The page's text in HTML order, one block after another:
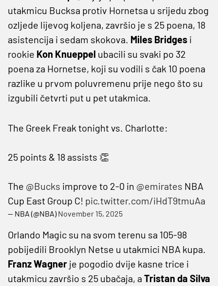
utakmicu Bucksa protiv Hornetsa u srijedu zbog
ozljede lijevog koljena, završio je s 25 poena, 18
asistencija i sedam skokova. Miles Bridges i
rookie Kon Knueppel ubacili su svaki po 32
poena za Hornetse, koji su vodili s čak 10 poena
razlike u prvom poluvremenu prije nego što su
izgubili četvrti put u pet utakmica.
The Greek Freak tonight vs. Charlotte:
25 points & 18 assists 👏
The @Bucks improve to 2-0 in @emirates NBA
Cup East Group C! pic.twitter.com/iHdT9tmuAa
— NBA (@NBA)November 15, 2025
Orlando Magic su na svom terenu sa 105-98
pobijedili Brooklyn Netse u utakmici NBA kupa.
Franz Wagner je pogodio dvije kasne trice i
utakmicu završio s 25 ubačaja, a Tristan da Silva